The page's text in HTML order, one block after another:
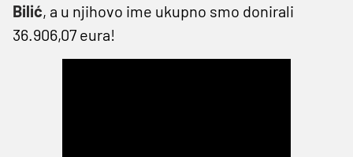
Bilić, a u njihovo ime ukupno smo donirali
36.906,07 eura!